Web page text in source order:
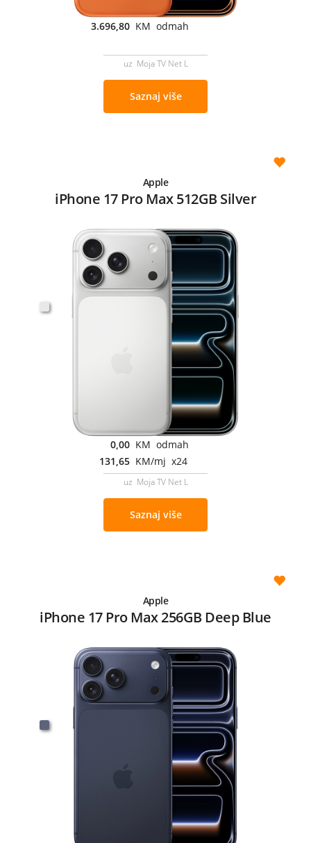
3.696,80 KM odmah
uz Moja TV Net L
Saznaj više
Apple
iPhone 17 Pro Max 512GB Silver
0,00 KM odmah
131,65 KM/mj x24
uz Moja TV Net L
Saznaj više
Apple
iPhone 17 Pro Max 256GB Deep Blue